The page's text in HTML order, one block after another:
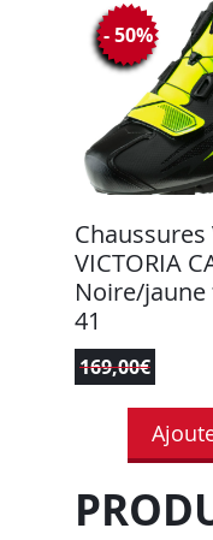
Chaussures
VICTORIA
Noire/jaune
41
169,00€
- 50%